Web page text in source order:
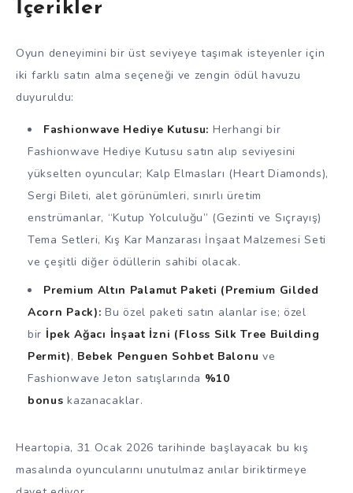
İçerikler
Oyun deneyimini bir üst seviyeye taşımak isteyenler için
iki farklı satın alma seçeneği ve zengin ödül havuzu
duyuruldu:
Fashionwave Hediye Kutusu: Herhangi bir
Fashionwave Hediye Kutusu satın alıp seviyesini
yükselten oyuncular; Kalp Elmasları (Heart Diamonds),
Sergi Bileti, alet görünümleri, sınırlı üretim
enstrümanlar, “Kutup Yolculuğu” (Gezinti ve Sıçrayış)
Tema Setleri, Kış Kar Manzarası İnşaat Malzemesi Seti
ve çeşitli diğer ödüllerin sahibi olacak.
Premium Altın Palamut Paketi (Premium Gilded
Acorn Pack): Bu özel paketi satın alanlar ise; özel
bir İpek Ağacı İnşaat İzni (Floss Silk Tree Building
Permit), Bebek Penguen Sohbet Balonu ve
Fashionwave Jeton satışlarında %10
bonus kazanacaklar.
Heartopia, 31 Ocak 2026 tarihinde başlayacak bu kış
masalında oyuncularını unutulmaz anılar biriktirmeye